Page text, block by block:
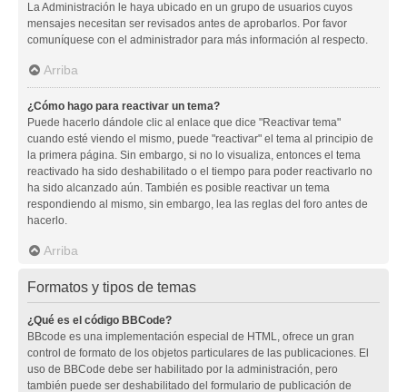
La Administración le haya ubicado en un grupo de usuarios cuyos
mensajes necesitan ser revisados antes de aprobarlos. Por favor
comuníquese con el administrador para más información al respecto.
Arriba
¿Cómo hago para reactivar un tema?
Puede hacerlo dándole clic al enlace que dice "Reactivar tema"
cuando esté viendo el mismo, puede "reactivar" el tema al principio de
la primera página. Sin embargo, si no lo visualiza, entonces el tema
reactivado ha sido deshabilitado o el tiempo para poder reactivarlo no
ha sido alcanzado aún. También es posible reactivar un tema
respondiendo al mismo, sin embargo, lea las reglas del foro antes de
hacerlo.
Arriba
Formatos y tipos de temas
¿Qué es el código BBCode?
BBcode es una implementación especial de HTML, ofrece un gran
control de formato de los objetos particulares de las publicaciones. El
uso de BBCode debe ser habilitado por la administración, pero
también puede ser deshabilitado del formulario de publicación de